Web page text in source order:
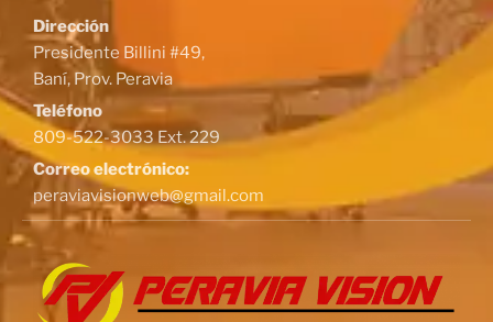
Dirección
Presidente Billini #49,
Baní, Prov. Peravia
Teléfono
809-522-3033 Ext. 229
Correo electrónico:
peraviavisionweb@gmail.com